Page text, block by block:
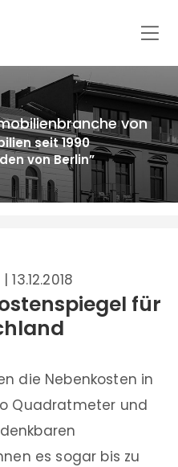
von
seit 1990
von Berlin”
|13.12.2018
für
die Nebenkosten in
Quadratmeter und
es sogar bis zu